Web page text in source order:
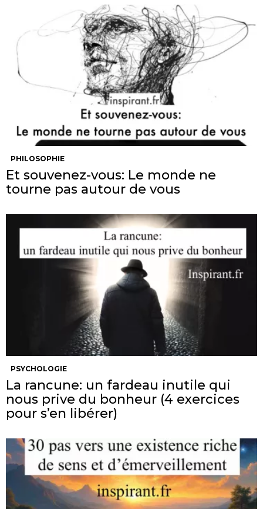
PHILOSOPHIE
Et souvenez-vous: Le monde ne
tourne pas autour de vous
PSYCHOLOGIE
La rancune: un fardeau inutile qui
nous prive du bonheur (4 exercices
pour s’en libérer)